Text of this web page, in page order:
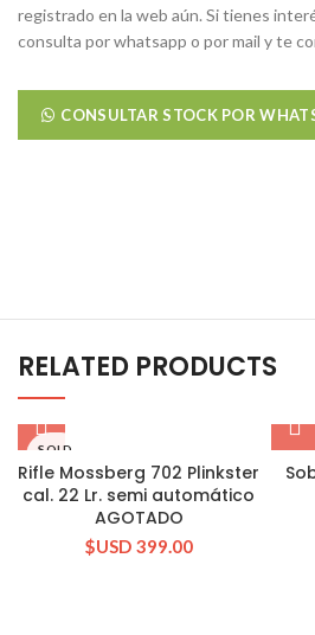
registrado en la web aún. Si tienes
consulta por whatsapp o por mail y te
CONSULTAR STOCK POR
RELATED PRODUCTS
SOLD
OUT
Rifle Mossberg 702 Plinkster
cal. 22 Lr. semi automático
AGOTADO
$USD 399.00